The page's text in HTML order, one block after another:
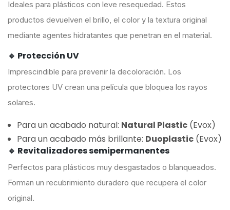
Ideales para plásticos con leve resequedad. Estos
productos devuelven el brillo, el color y la textura original
mediante agentes hidratantes que penetran en el material.
🔹 Protección UV
Imprescindible para prevenir la decoloración. Los
protectores UV crean una película que bloquea los rayos
solares.
Para un acabado natural: Natural Plastic (Evox)
Para un acabado más brillante: Duoplastic (Evox)
🔹 Revitalizadores semipermanentes
Perfectos para plásticos muy desgastados o blanqueados.
Forman un recubrimiento duradero que recupera el color
original.